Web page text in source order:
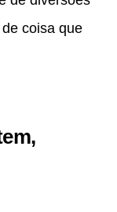
coisa que